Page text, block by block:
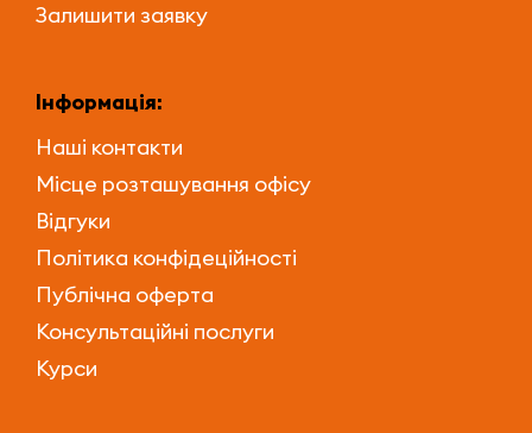
Залишити заявку
Інформація:
Наші контакти
Місце розташування офісу
Відгуки
Політика конфідеційності
Публічна оферта
Консультаційні послуги
Курси